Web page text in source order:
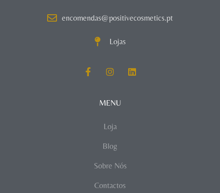
encomendas@positivecosmetics.pt
Lojas
MENU
Loja
Blog
Sobre Nós
Contactos